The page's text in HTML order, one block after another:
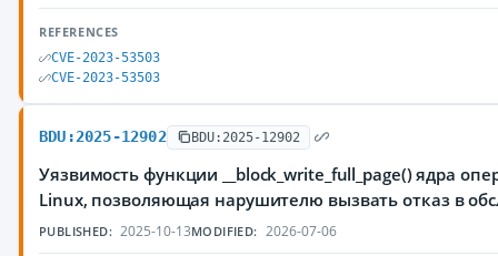
REFERENCES
CVE-2023-53503
CVE-2023-53503
BDU:2025-12902 BDU:2025-12902
Уязвимость функции __block_write_full_page() ядра
Linux, позволяющая нарушителю вызвать отказ в
PUBLISHED: 2025-10-13MODIFIED: 2026-07-06